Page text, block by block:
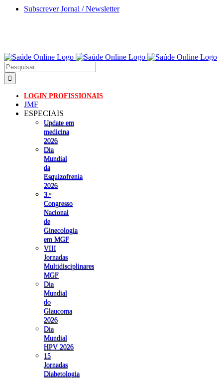
Skip
Subscrever Jornal / Newsletter
Pesquisar
LOGIN PROFISSIONAIS
JMF
ESPECIAIS
Update em
medicina
2026
Dia
Mundial
da
Esquizofrenia
2026
3.ᵒ
Congresso
Nacional
de
Ginecologia
em MGF
VIII
Jornadas
Multidisciplinares
MGF
Dia
Mundial
do
Glaucoma
2026
Dia
Mundial
HPV 2026
15
Jornadas
Diabetologia